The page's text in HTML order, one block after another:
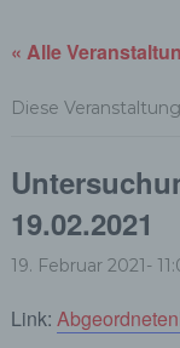
« Alle
Diese
19.02.2021
19. Februar 2021-
Link: